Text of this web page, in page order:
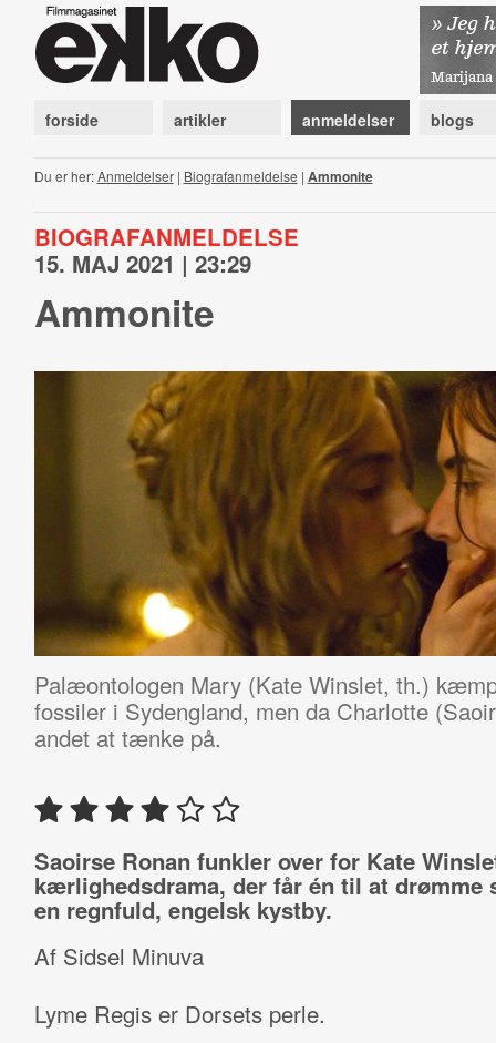
forside artikler anmeldelser blogs
Du er her:Anmeldelser| Biografanmeldelse | Ammonite
BIOGRAFANMELDELSE
15. MAJ 2021 | 23:29
Ammonite
Palæontologen Mary (Kate Winslet, th.)
fossiler i Sydengland, men da Charlotte
andet at tænke på.
Saoirse Ronan funkler over for Kate
kærlighedsdrama, der får én til at
en regnfuld, engelsk kystby.
Af Sidsel Minuva
Lyme Regis er Dorsets perle.